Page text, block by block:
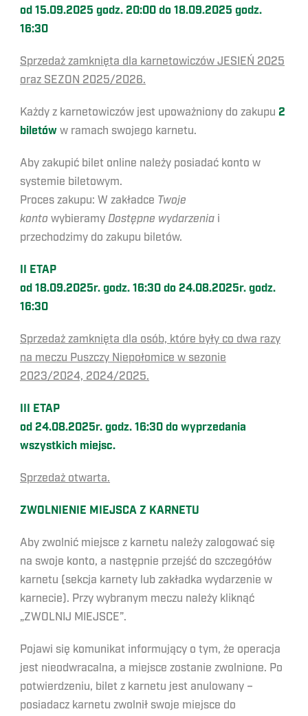
od 15.09.2025 godz. 20:00 do 18.09.2025 godz.
16:30
Sprzedaż zamknięta dla karnetowiczów JESIEŃ 2025
oraz SEZON 2025/2026.
Każdy z karnetowiczów jest upoważniony do zakupu 2
biletów w ramach swojego karnetu.
Aby zakupić bilet online należy posiadać konto w
systemie biletowym.
Proces zakupu: W zakładce Twoje
konto wybieramy Dostępne wydarzenia i
przechodzimy do zakupu biletów.
II ETAP
od 18.09.2025r. godz. 16:30 do 24.08.2025r. godz.
16:30
Sprzedaż zamknięta dla osób, które były co dwa razy
na meczu Puszczy Niepołomice w sezonie
2023/2024, 2024/2025.
III ETAP
od 24.08.2025r. godz. 16:30 do wyprzedania
wszystkich miejsc.
Sprzedaż otwarta.
ZWOLNIENIE MIEJSCA Z KARNETU
Aby zwolnić miejsce z karnetu należy zalogować się
na swoje konto, a następnie przejść do szczegółów
karnetu (sekcja karnety lub zakładka wydarzenie w
karnecie). Przy wybranym meczu należy kliknąć
„ZWOLNIJ MIEJSCE”.
Pojawi się komunikat informujący o tym, że operacja
jest nieodwracalna, a miejsce zostanie zwolnione. Po
potwierdzeniu, bilet z karnetu jest anulowany –
posiadacz karnetu zwolnił swoje miejsce do